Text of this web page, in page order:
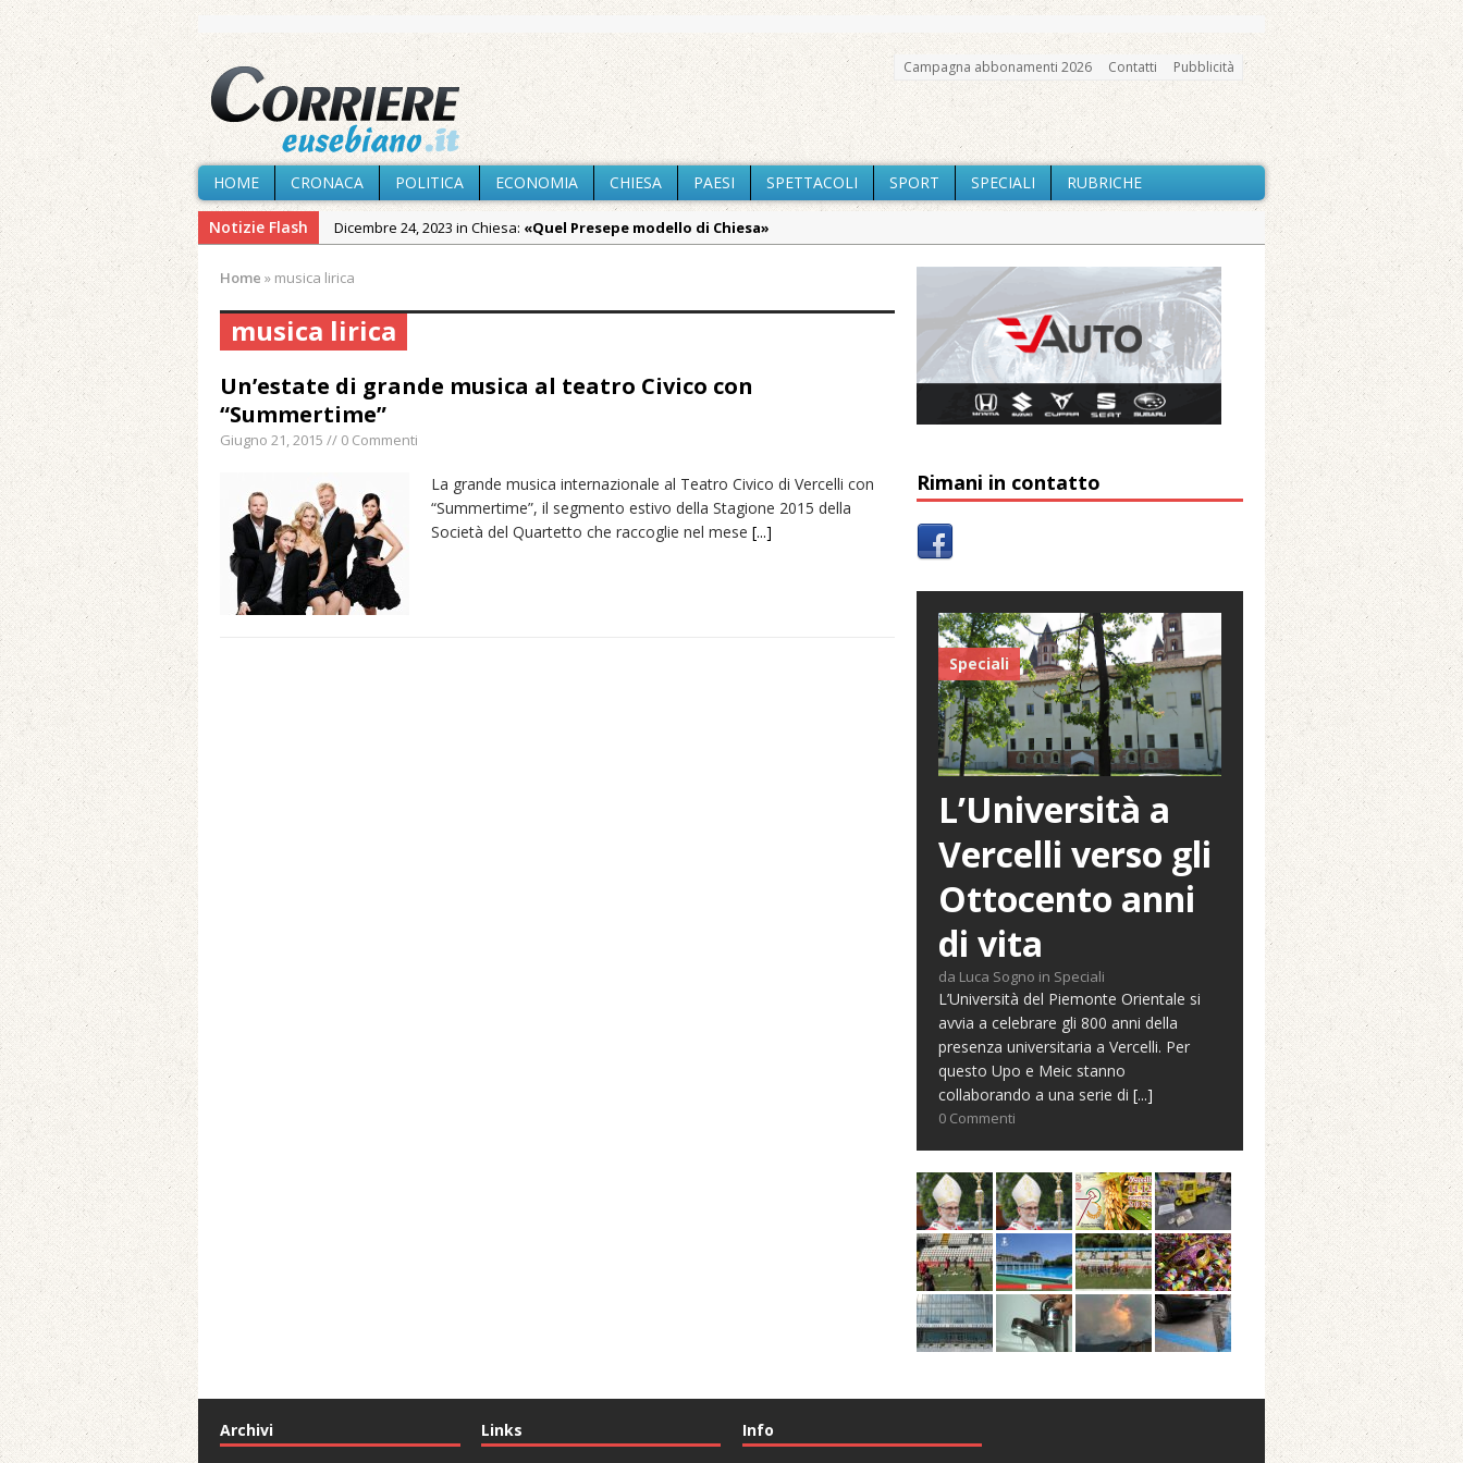
Campagna abbonamenti 2026 Contatti Pubblicità
HOME CRONACA POLITICA ECONOMIA CHIESA PAESI SPETTACOLI SPORT SPECIALI RUBRICHE
Notizie Flash Dicembre 24, 2023 in Chiesa: «Quel Presepe modello di Chiesa»
Estate di sagre anche per i mezzi storici della collezione della Fondazione Marazzato
Agosto 7, 2026 in Cronaca:
Piscina ex Enal non balneabile dopo i controlli dell’Asl. Il Comune: «Misura precauzionale e
provvisoria»
Agosto 7, 2026 in Cronaca:
Agosto 7, 2026 in Paesi:
Maggio 11, 2024 in Speciali:Dieci anni fa l’ingresso a Vercelli dell’arcivescovo mons. Marco Arnolfo
Home » musica lirica
musica lirica
Un’estate di grande musica al teatro Civico con
“Summertime”
Giugno 21, 2015 // 0 Commenti
La grande musica internazionale al Teatro Civico di Vercelli con
“Summertime”, il segmento estivo della Stagione 2015 della
Società del Quartetto che raccoglie nel mese [...]
Rimani in contatto
Speciali
L’Università a
Vercelli verso gli
Ottocento anni
di vita
da Luca Sogno in Speciali
L’Università del Piemonte Orientale si
avvia a celebrare gli 800 anni della
presenza universitaria a Vercelli. Per
questo Upo e Meic stanno
collaborando a una serie di [...]
0 Commenti
Archivi Links Info